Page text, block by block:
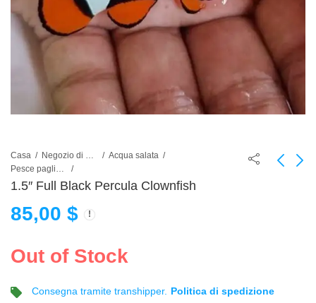
Casa
Acqua salata
1.5″ Full Black Percula Clownfish
85,00 $
Out of Stock
Consegna tramite transhipper. Politica di spedizione